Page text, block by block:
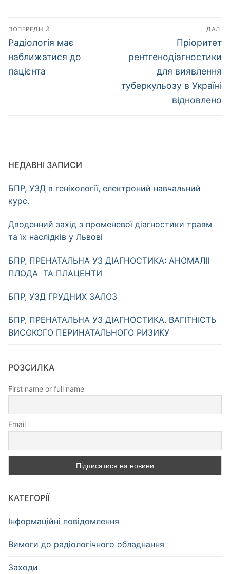
Навігація
записів
ПОПЕРЕДНІЙ
Попередній
запис:
Радіологія має
наближатися до
пацієнта
ДАЛІ
Наступний
запис:
Пріоритет
рентгенодіагностики
для виявлення
туберкульозу в Україні
відновлено
НЕДАВНІ ЗАПИСИ
БПР, УЗД в генікології, електроний навчальний
курс.
Дводенний захід з променевої діагностики травм
та їх наслідків у Львові
БПР, ПРЕНАТАЛЬНА УЗ ДІАГНОСТИКА: АНОМАЛІІ
ПЛОДА ТА ПЛАЦЕНТИ
БПР, УЗД ГРУДНИХ ЗАЛОЗ
БПР, ПРЕНАТАЛЬНА УЗ ДІАГНОСТИКА. ВАГІТНІСТЬ
ВИСОКОГО ПЕРИНАТАЛЬНОГО РИЗИКУ
РОЗСИЛКА
First name or full name
Email
КАТЕГОРІЇ
Інформаційні повідомлення
Вимоги до радіологічного обладнання
Заходи